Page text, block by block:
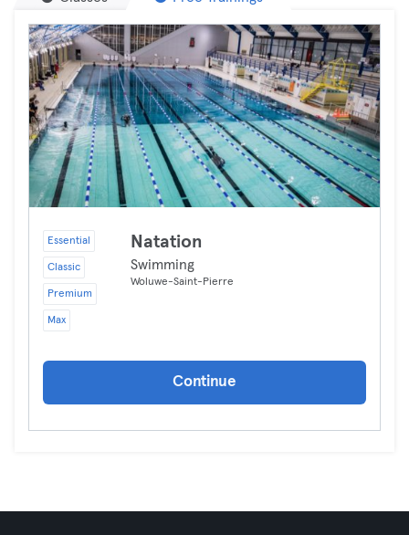
Essential
Classic
Premium
Max
Natation
Swimming
Woluwe-Saint-Pierre
Continue